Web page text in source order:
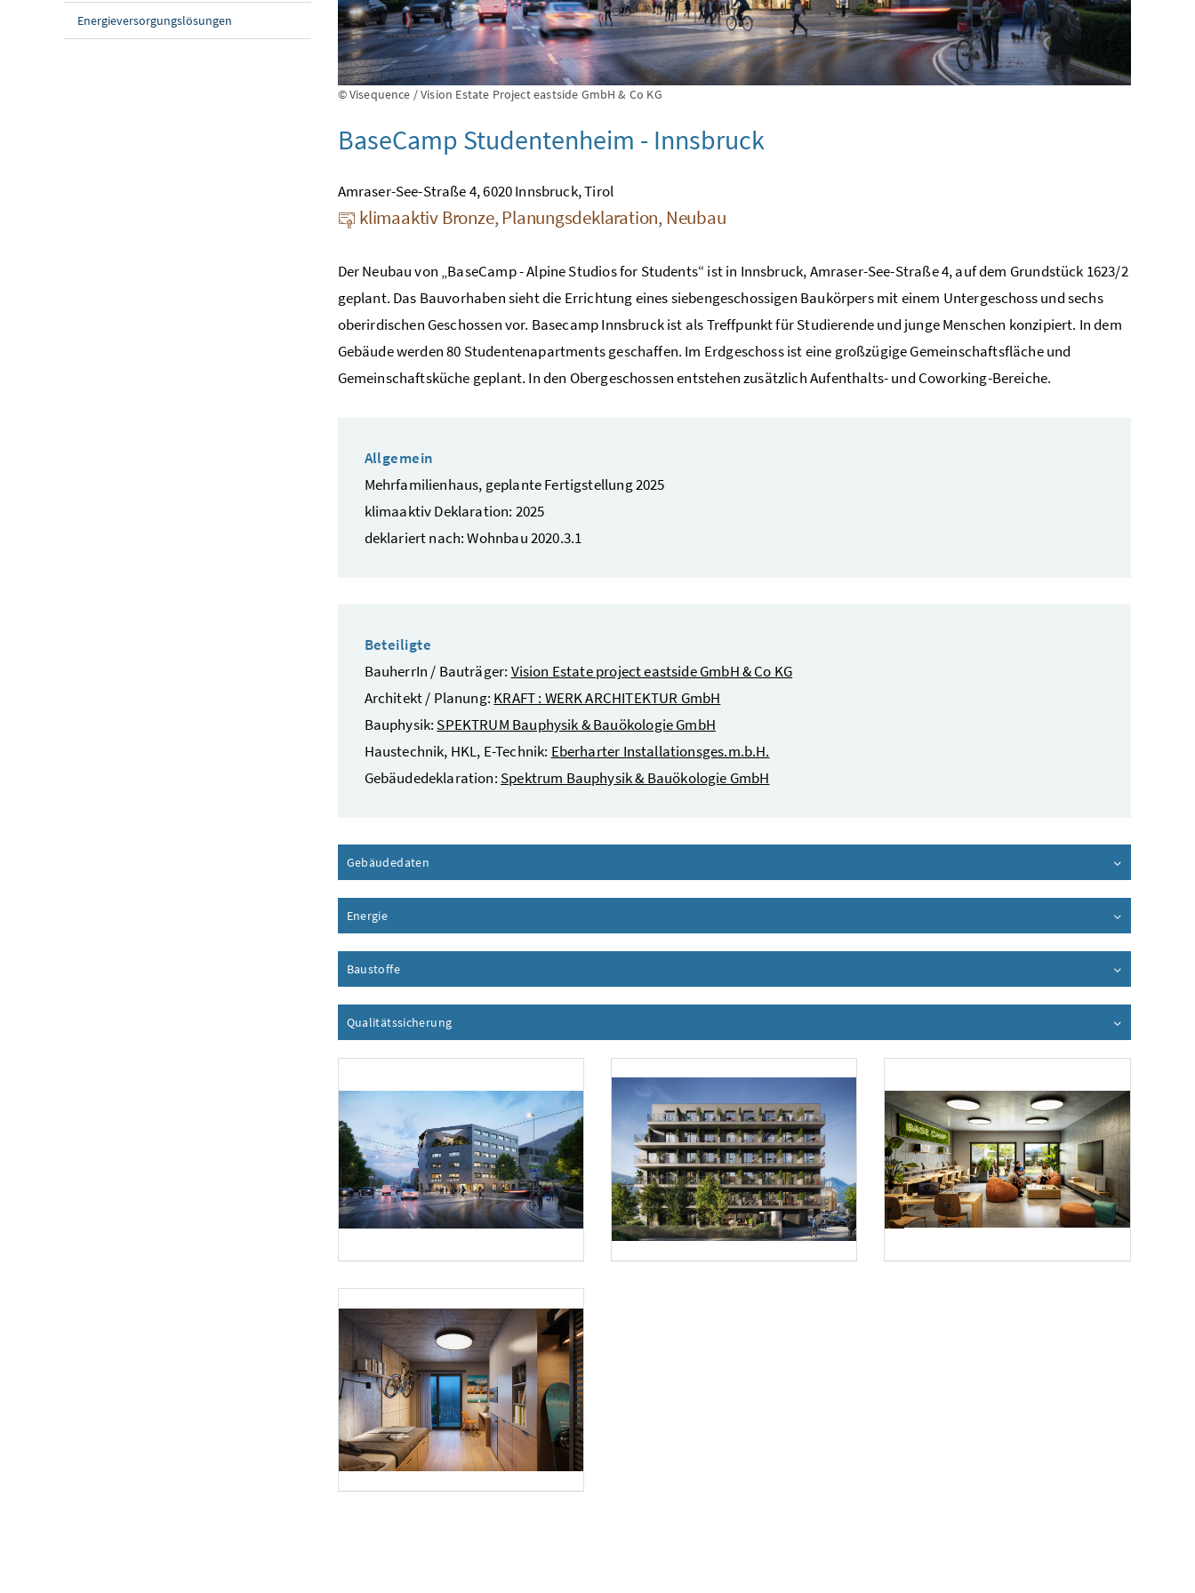
Energieversorgungslösungen
© Visequence / Vision Estate Project eastside GmbH & Co KG
BaseCamp Studentenheim - Innsbruck
Amraser-See-Straße 4, 6020 Innsbruck, Tirol
klimaaktiv Bronze, Planungsdeklaration, Neubau
Der Neubau von „BaseCamp - Alpine Studios for Students“ ist in Innsbruck, Amraser-See-Straße 4, auf dem Grundstück 1623/2
geplant. Das Bauvorhaben sieht die Errichtung eines siebengeschossigen Baukörpers mit einem Untergeschoss und sechs
oberirdischen Geschossen vor. Basecamp Innsbruck ist als Treffpunkt für Studierende und junge Menschen konzipiert. In dem
Gebäude werden 80 Studentenapartments geschaffen. Im Erdgeschoss ist eine großzügige Gemeinschaftsfläche und
Gemeinschaftsküche geplant. In den Obergeschossen entstehen zusätzlich Aufenthalts- und Coworking-Bereiche.
Allgemein
Mehrfamilienhaus, geplante Fertigstellung 2025
klimaaktiv Deklaration: 2025
deklariert nach: Wohnbau 2020.3.1
Beteiligte
BauherrIn / Bauträger: Vision Estate project eastside GmbH & Co KG
Architekt / Planung: KRAFT : WERK ARCHITEKTUR GmbH
Bauphysik: SPEKTRUM Bauphysik & Bauökologie GmbH
Haustechnik, HKL, E-Technik: Eberharter Installationsges.m.b.H.
Gebäudedeklaration: Spektrum Bauphysik & Bauökologie GmbH
Gebäudedaten
Energie
BaustoffeInhalt aufklappen
Qualitätssicherung
Foto 2: Visequence / Vision Estate Project eastside GmbH & Co KG
Foto 4: Visequence / Vision Estate Project eastside GmbH & Co KG